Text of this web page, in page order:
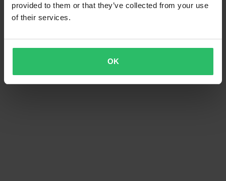
provided to them or that they’ve collected from your use
of their services.
OK